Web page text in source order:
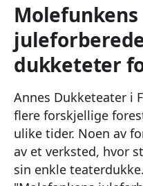
Molefunkens
dukketeter
Annes Dukketeater i
flere forskjellige
ulike tider. Noen av
av et verksted, hvor
sin enkle